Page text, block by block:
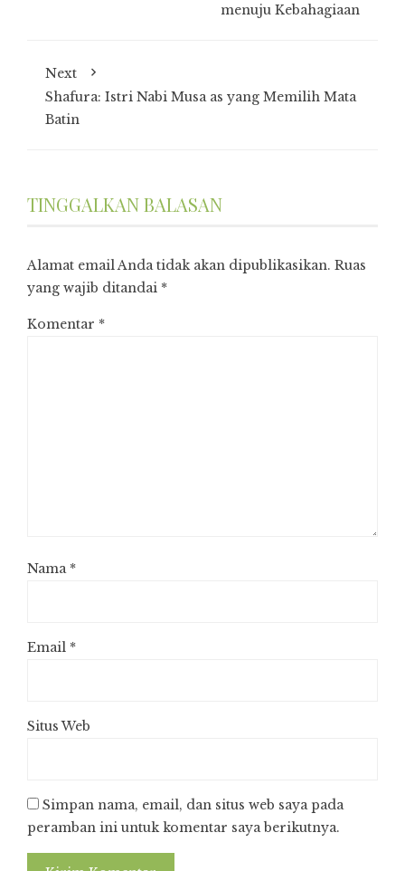
menuju Kebahagiaan
Next
Shafura: Istri Nabi Musa as yang Memilih Mata
Batin
TINGGALKAN BALASAN
Alamat email Anda tidak akan dipublikasikan. Ruas
yang wajib ditandai *
Komentar *
Nama *
Email *
Situs Web
Simpan nama, email, dan situs web saya pada
peramban ini untuk komentar saya berikutnya.